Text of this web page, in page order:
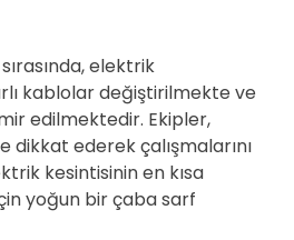
elektrik
kablolar değiştirilmekte ve
edilmektedir. Ekipler,
dikkat ederek çalışmalarını
kesintisinin en kısa
yoğun bir çaba sarf